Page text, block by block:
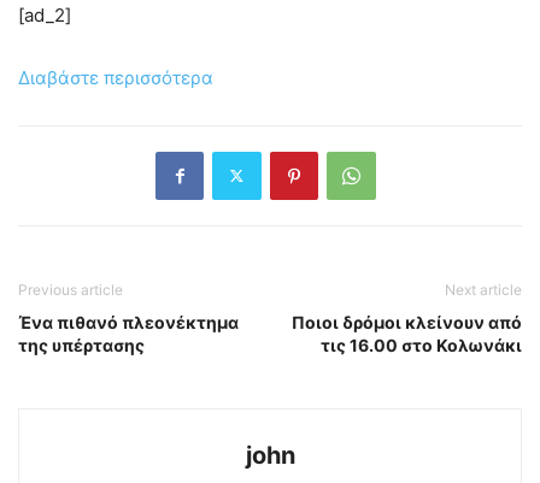
[ad_2]
Διαβάστε περισσότερα
Previous article
Ένα πιθανό πλεονέκτημα
της υπέρτασης
Next article
Ποιοι δρόμοι κλείνουν από
τις 16.00 στο Κολωνάκι
john